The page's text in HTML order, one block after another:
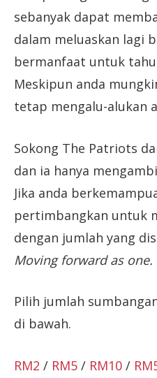
sebanyak dapat
dalam meluaskan lagi
bermanfaat untuk
Meskipun anda
tetap mengalu-alukan
Sokong The Patriots
dan ia hanya
Jika anda
pertimbangkan untuk
dengan jumlah yang
Moving forward as one.
Pilih jumlah
di bawah.
RM2 / RM5 / RM10 /